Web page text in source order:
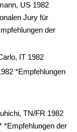
US 1982
Jury für
der
IT 1982
*Empfehlungen
TN/FR 1982
*Empfehlungen der